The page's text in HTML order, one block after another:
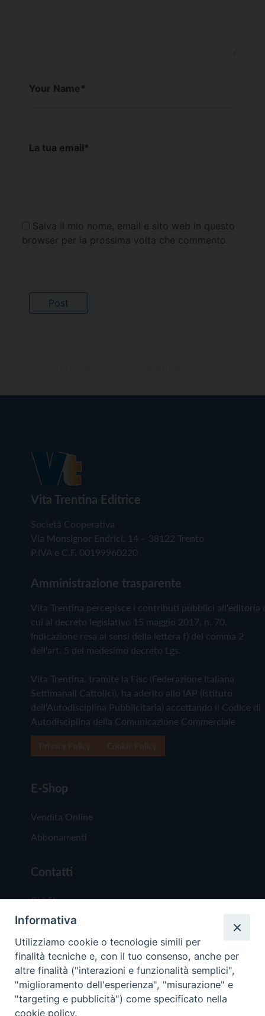
Your Name*
La tua email*
Salva il mio nome, email e sito web in questo
browser per la prossima volta che commento.
Vita Trentina Editrice
Società Cooperativa
Via Monsignor Endrici, 14 – 38122 Trento
P.IVA e C.F. 00199960220
Amministrazione trasparente
Vita Trentina percepisce i contributi pubblici all'editoria
cui al decreto legislativo 15 maggio 2017, n. 70.
Indicazione resa ai sensi della lettera f) del comma 2
dell'art. 5 del medesimo decreto Lgs.
Vita Trentina, tramite la Fisc (Federazione Italiana
Settimanali Cattolici), ha aderito allo IAP (Istituto
dell'Autodisciplina Pubblicitaria) accettando il Codice di
Autodisciplina della Comunicazione Commerciale
E-Shop
Vendita Online
Abbonamenti
Contatti
Chi Siamo
Redazione
Scrivici
Informativa
Utilizziamo cookie o tecnologie simili per
finalità tecniche e, con il tuo consenso, anche per
altre finalità ("interazioni e funzionalità semplici",
"miglioramento dell'esperienza", "misurazione" e
"targeting e pubblicità") come specificato nella
cookie policy.